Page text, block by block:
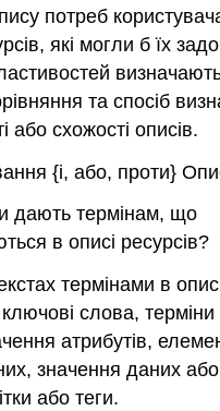
потреб
які могли б їх
та спосіб
або схожості описів.
{і, або, проти}
дають термінам, що
в описі ресурсів?
термінами в
слова, терміни
атрибутів,
значення даних або
або теги.